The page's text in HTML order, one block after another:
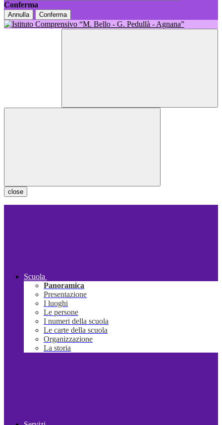
Conferma
Annulla Conferma
close
Scuola
Panoramica
Presentazione
I luoghi
Le persone
I numeri della scuola
Le carte della scuola
Organizzazione
La storia